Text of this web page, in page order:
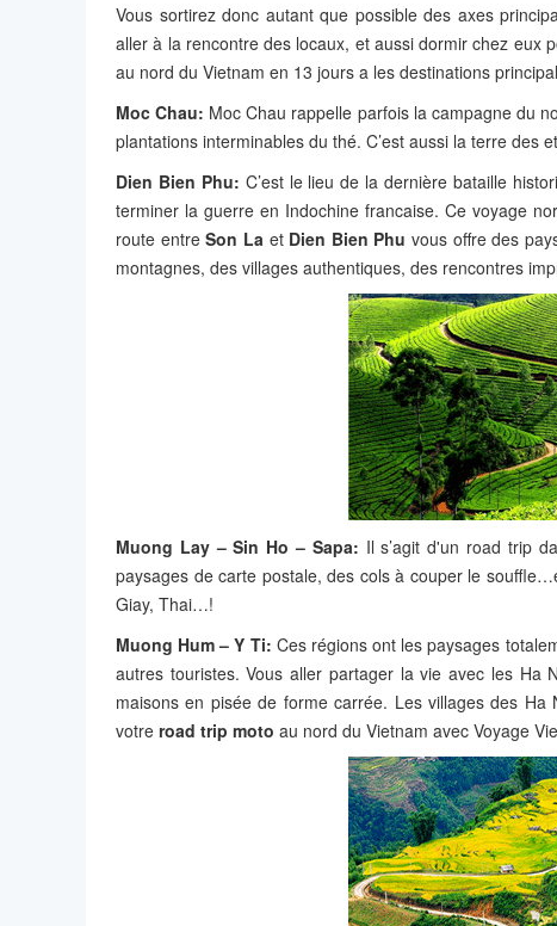
Vous sortirez donc autant que possible des axes
aller à la rencontre des locaux, et aussi dormir chez eux
au nord du Vietnam en 13 jours a les destinations
Moc Chau: Moc Chau rappelle parfois la campagne du
plantations interminables du thé. C’est aussi la terre des
Dien Bien Phu: C’est le lieu de la dernière bataille
terminer la guerre en Indochine francaise. Ce voyage
route entreSon Laet Dien Bien Phuvous offre des
montagnes, des villages authentiques, des rencontres
Muong Lay – Sin Ho – Sapa: Il s’agit d'un road trip
paysages de carte postale, des cols à couper le
Giay, Thai…!
Muong Hum – Y Ti: Ces régions ont les paysages
autres touristes. Vous aller partager la vie avec les Ha
maisons en pisée de forme carrée. Les villages des
votre road trip moto au nord du Vietnam avec Voyage